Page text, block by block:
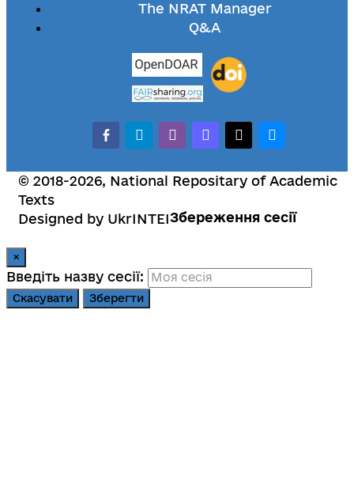
The NRAT Manager
Q&A
facebook-alt
telegramwhatsappmastodonthreadsbluesky
© 2018-2026, National Repositary of Academic
Texts
Designed by UkrINTEIЗбереження сесії
×
Введіть назву сесії:
Скасувати Зберегти